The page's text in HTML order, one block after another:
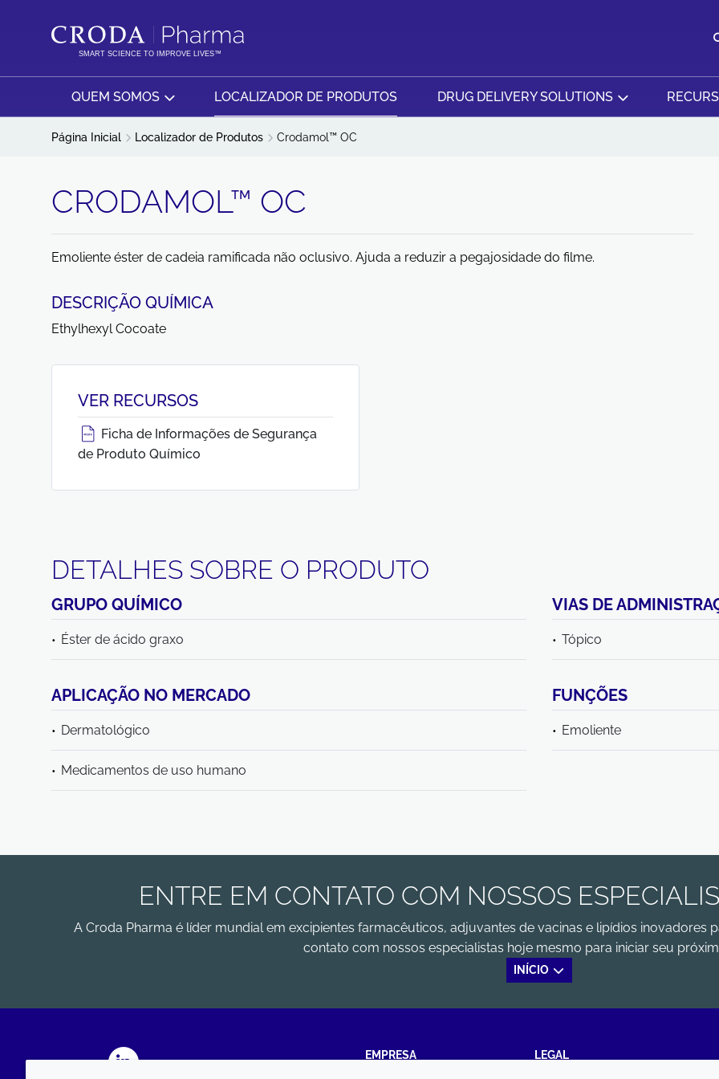
SMART SCIENCE TO IMPROVE LIVES™
QUEM SOMOS LOCALIZADOR DE PRODUTOS DRUG DELIVERY SOLUTIONS
Página Inicial Localizador de Produtos Crodamol™ OC
CRODAMOL™ OC
Emoliente éster de cadeia ramificada não oclusivo. Ajuda a reduzir a pegajosidade do filme.
DESCRIÇÃO QUÍMICA
Ethylhexyl Cocoate
VER RECURSOS
Ficha de Informações de Segurança
de Produto Químico
DETALHES SOBRE O PRODUTO
GRUPO QUÍMICO
Éster de ácido graxo
VIAS DE
Tópico
APLICAÇÃO NO MERCADO
Dermatológico
Medicamentos de uso humano
FUNÇÕES
Emoliente
ENTRE EM CONTATO COM NOSSOS
A Croda Pharma é líder mundial em excipientes farmacêuticos, adjuvantes de vacinas e lipídios inovadores
contato com nossos especialistas hoje mesmo para iniciar seu
INÍCIO
EMPRESA LEGAL